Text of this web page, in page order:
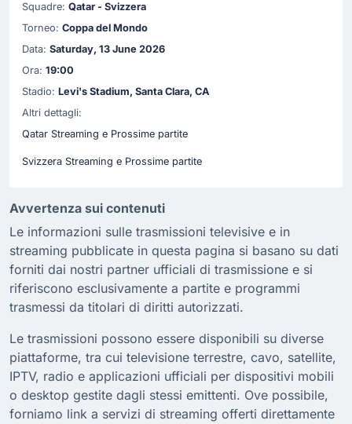
Squadre: Qatar - Svizzera
Torneo: Coppa del Mondo
Data: Saturday, 13 June 2026
Ora: 19:00
Stadio: Levi's Stadium, Santa Clara, CA
Altri dettagli:
Qatar Streaming e Prossime partite
Svizzera Streaming e Prossime partite
Avvertenza sui contenuti
Le informazioni sulle trasmissioni televisive e in
streaming pubblicate in questa pagina si basano su dati
forniti dai nostri partner ufficiali di trasmissione e si
riferiscono esclusivamente a partite e programmi
trasmessi da titolari di diritti autorizzati.
Le trasmissioni possono essere disponibili su diverse
piattaforme, tra cui televisione terrestre, cavo, satellite,
IPTV, radio e applicazioni ufficiali per dispositivi mobili
o desktop gestite dagli stessi emittenti. Ove possibile,
forniamo link a servizi di streaming offerti direttamente